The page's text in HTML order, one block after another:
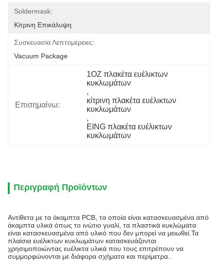
Soldermask:
Κίτρινη Επικάλυψη
Συσκευασία Λεπτομέρειες:
Vacuum Package
Επισημαίνω:
1OZ πλακέτα ευέλικτων
κυκλωμάτων
,
κίτρινη πλακέτα ευέλικτων
κυκλωμάτων
,
EING πλακέτα ευέλικτων
κυκλωμάτων
Περιγραφή Προϊόντων
Αντίθετα με τα άκαμπτα PCB, τα οποία είναι κατασκευασμένα από
άκαμπτα υλικά όπως το ινώτιο γυαλί, τα πλαστικά κυκλώματα
είναι κατασκευασμένα από υλικό που δεν μπορεί να μειωθεί.Τα
πλαίσια ευέλικτων κυκλωμάτων κατασκευάζονται
χρησιμοποιώντας ευέλικτα υλικά που τους επιτρέπουν να
συμμορφώνονται με διάφορα σχήματα και περίμετρα..